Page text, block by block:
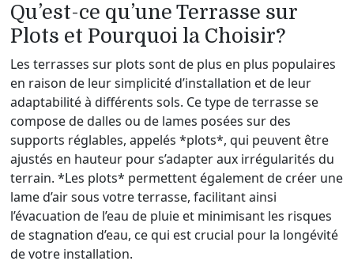
Qu’est-ce qu’une Terrasse sur
Plots et Pourquoi la Choisir?
Les terrasses sur plots sont de plus en plus populaires
en raison de leur simplicité d’installation et de leur
adaptabilité à différents sols. Ce type de terrasse se
compose de dalles ou de lames posées sur des
supports réglables, appelés *plots*, qui peuvent être
ajustés en hauteur pour s’adapter aux irrégularités du
terrain. *Les plots* permettent également de créer une
lame d’air sous votre terrasse, facilitant ainsi
l’évacuation de l’eau de pluie et minimisant les risques
de stagnation d’eau, ce qui est crucial pour la longévité
de votre installation.